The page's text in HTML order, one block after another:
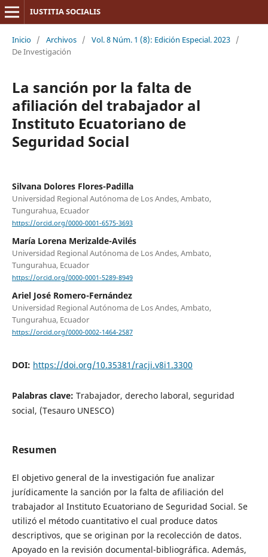
IUSTITIA SOCIALIS
Inicio / Archivos / Vol. 8 Núm. 1 (8): Edición Especial. 2023 /
De Investigación
La sanción por la falta de
afiliación del trabajador al
Instituto Ecuatoriano de
Seguridad Social
Silvana Dolores Flores-Padilla
Universidad Regional Autónoma de Los Andes, Ambato,
Tungurahua, Ecuador
https://orcid.org/0000-0001-6575-3693
María Lorena Merizalde-Avilés
Universidad Regional Autónoma de Los Andes, Ambato,
Tungurahua, Ecuador
https://orcid.org/0000-0001-5289-8949
Ariel José Romero-Fernández
Universidad Regional Autónoma de Los Andes, Ambato,
Tungurahua, Ecuador
https://orcid.org/0000-0002-1464-2587
DOI: https://doi.org/10.35381/racji.v8i1.3300
Palabras clave: Trabajador, derecho laboral, seguridad
social, (Tesauro UNESCO)
Resumen
El objetivo general de la investigación fue analizar
jurídicamente la sanción por la falta de afiliación del
trabajador al Instituto Ecuatoriano de Seguridad Social. Se
utilizó el método cuantitativo el cual produce datos
descriptivos, que se originan por la recolección de datos.
Apoyado en la revisión documental-bibliográfica. Además,